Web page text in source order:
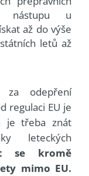
nástupu u
až do výše
letů až
za odepření
regulaci EU je
je třeba znát
leteckých
se kromě
mimo EU.